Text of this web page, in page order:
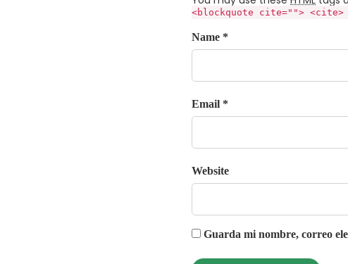
<blockquote cite=""> <cite>
Name *
Email *
Website
Guarda mi nombre, correo